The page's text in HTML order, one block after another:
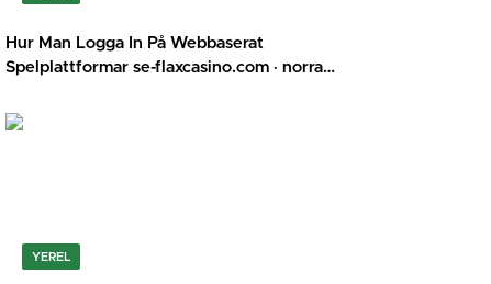
Hur Man Logga In På Webbaserat
Spelplattformar se-flaxcasino.com · norra
YEREL